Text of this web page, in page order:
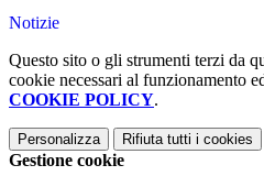
Notizie
Questo sito o gli strumenti terzi da
cookie necessari al funzionamento
COOKIE POLICY.
Personalizza Rifiuta tutti i cookies
Gestione cookie